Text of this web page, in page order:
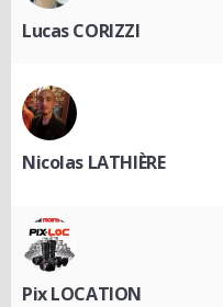
Lucas CORIZZI
Nicolas LATHIÈRE
Pix LOCATION